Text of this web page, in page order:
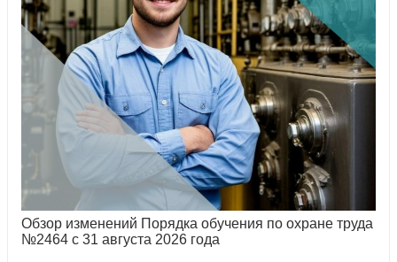
Обзор изменений Порядка обучения по охране труда
№2464 с 31 августа 2026 года